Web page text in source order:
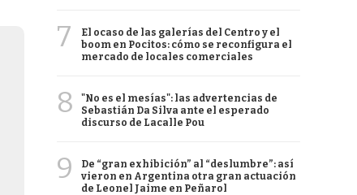
7
El ocaso de las galerías del Centro y el
boom en Pocitos: cómo se reconfigura el
mercado de locales comerciales
8
"No es el mesías": las advertencias de
Sebastián Da Silva ante el esperado
discurso de Lacalle Pou
9
De “gran exhibición” al “deslumbre”: así
vieron en Argentina otra gran actuación
de Leonel Jaime en Peñarol